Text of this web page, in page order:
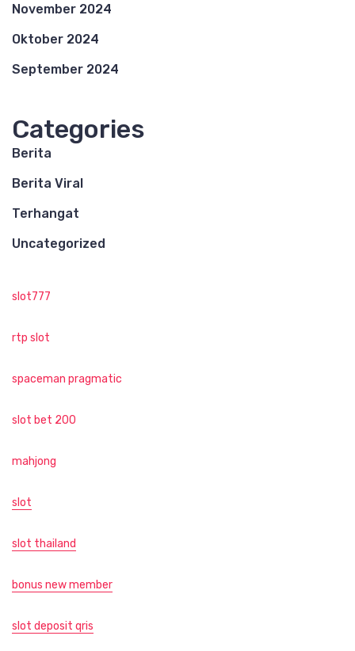
November 2024
Oktober 2024
September 2024
Categories
Berita
Berita Viral
Terhangat
Uncategorized
slot777
rtp slot
spaceman pragmatic
slot bet 200
mahjong
slot
slot thailand
bonus new member
slot deposit qris